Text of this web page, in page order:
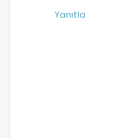
Yanıtla